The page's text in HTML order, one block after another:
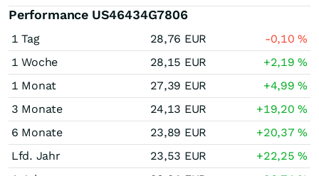
Performance US46434G7806
1 Tag 28,76 EUR -0,10%
1 Woche
28,15 EUR +2,19%
1 Monat
27,39 EUR +4,99%
3 Monate
24,13 EUR +19,20%
6 Monate
23,89 EUR +20,37%
Lfd. Jahr
23,53 EUR +22,25%